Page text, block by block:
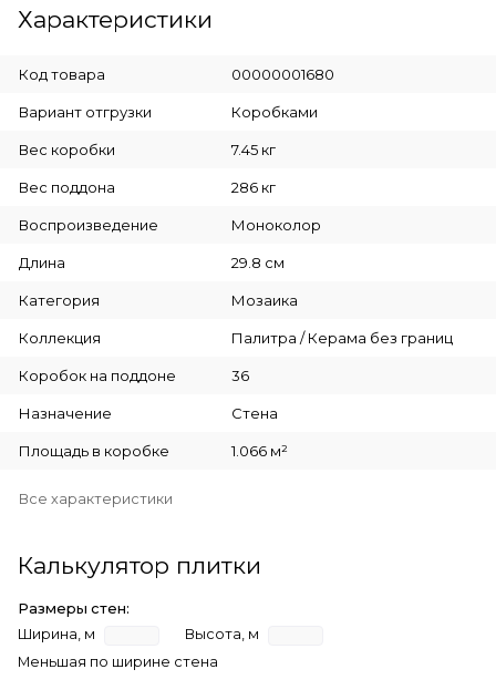
Характеристики
Код товара 00000001680
Вариант отгрузки Коробками
Вес коробки 7.45 кг
Вес поддона 286 кг
Воспроизведение Моноколор
Длина 29.8 см
Категория Мозаика
Коллекция Палитра / Керама без границ
Коробок на поддоне 36
Назначение Стена
Площадь в коробке 1.066 м²
Все характеристики
Калькулятор плитки
Размеры стен:
Ширина, м
Высота, м
Меньшая по ширине стена